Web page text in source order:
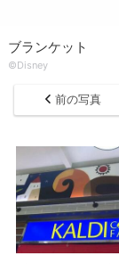
ブランケット
©Disney
前の写真